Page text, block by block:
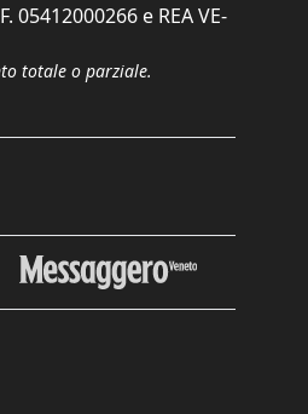
05412000266 e REA VE-
totale o parziale.